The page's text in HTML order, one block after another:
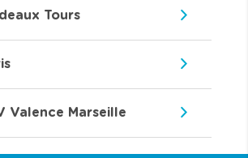
Tours
Valence Marseille